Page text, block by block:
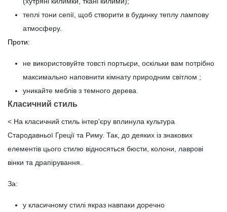
теплі тони сепії, щоб створити в будинку теплу лампову
атмосферу.
Проти:
не використовуйте товсті портьєри, оскільки вам потрібно
максимально наповнити кімнату природним світлом ;
уникайте меблів з темного дерева.
Класичний стиль
< На класичний стиль інтер'єру вплинула культура
Стародавньої Греції та Риму. Так, до деяких із знакових
елементів цього стилю відносяться бюсти, колони, лаврові
вінки та драпірування.
За:
у класичному стилі якраз навпаки доречно